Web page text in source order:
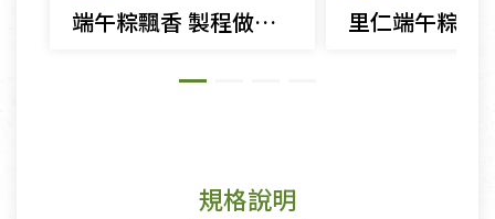
端午粽飄香 製程做法知多少
規格說明